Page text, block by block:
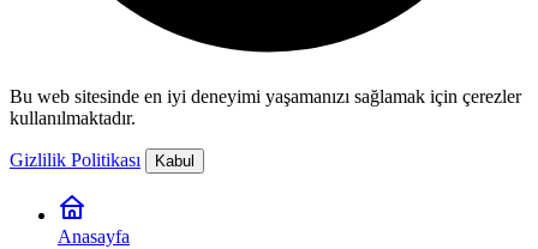
Bu web sitesinde en iyi deneyimi yaşamanızı sağlamak için çerezler
kullanılmaktadır.
Gizlilik Politikası Kabul
Anasayfa